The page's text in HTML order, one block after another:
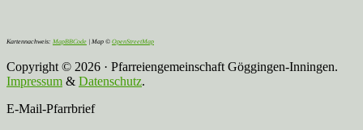
Kartennachweis: MapBBCode | Map © OpenStreetMap
Copyright © 2026 · Pfarreiengemeinschaft Göggingen-Inningen.
Impressum & Datenschutz.
E-Mail-Pfarrbrief